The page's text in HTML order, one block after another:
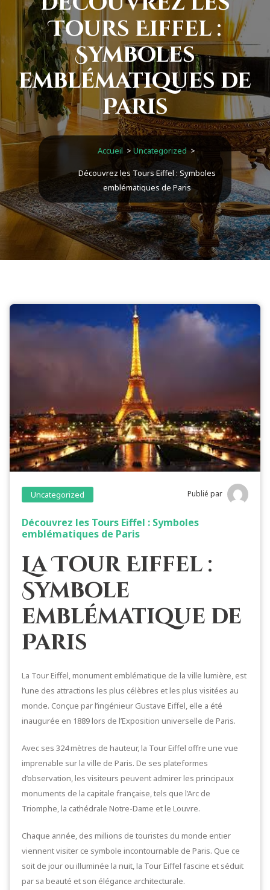
Tours Eiffel :
Symboles
emblématiques de
Paris
Accueil > Uncategorized >
Découvrez les Tours Eiffel : Symboles
emblématiques de Paris
Uncategorized Publié par
Découvrez les Tours Eiffel : Symboles
emblématiques de Paris
La Tour Eiffel :
Symbole
emblématique de
Paris
La Tour Eiffel, monument emblématique de la ville lumière, est
l’une des attractions les plus célèbres et les plus visitées au
monde. Conçue par l’ingénieur Gustave Eiffel, elle a été
inaugurée en 1889 lors de l’Exposition universelle de Paris.
Avec ses 324 mètres de hauteur, la Tour Eiffel offre une vue
imprenable sur la ville de Paris. De ses plateformes
d’observation, les visiteurs peuvent admirer les principaux
monuments de la capitale française, tels que l’Arc de
Triomphe, la cathédrale Notre-Dame et le Louvre.
Chaque année, des millions de touristes du monde entier
viennent visiter ce symbole incontournable de Paris. Que ce
soit de jour ou illuminée la nuit, la Tour Eiffel fascine et séduit
par sa beauté et son élégance architecturale.